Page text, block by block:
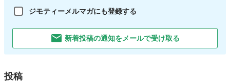
ジモティーメルマガにも登録する
新着投稿の通知をメールで受け取る
投稿